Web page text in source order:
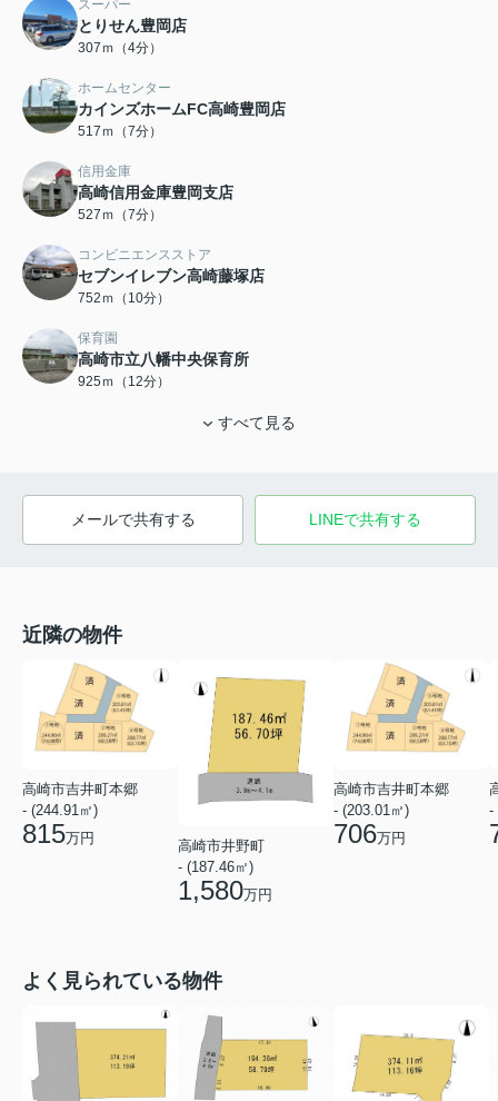
スーパー
とりせん豊岡店
307ｍ（4分）
ホームセンター
カインズホームFC高崎豊岡店
517ｍ（7分）
信用金庫
高崎信用金庫豊岡支店
527ｍ（7分）
コンビニエンスストア
セブンイレブン高崎藤塚店
752ｍ（10分）
保育園
高崎市立八幡中央保育所
925ｍ（12分）
すべて見る
メールで共有する LINEで共有する
近隣の物件
高崎市吉井町本郷
- (244.91㎡)
815万円
高崎市井野町
- (187.46㎡)
1,580万円
高崎市吉井町本郷
- (203.01㎡)
706万円
-
よく見られている物件